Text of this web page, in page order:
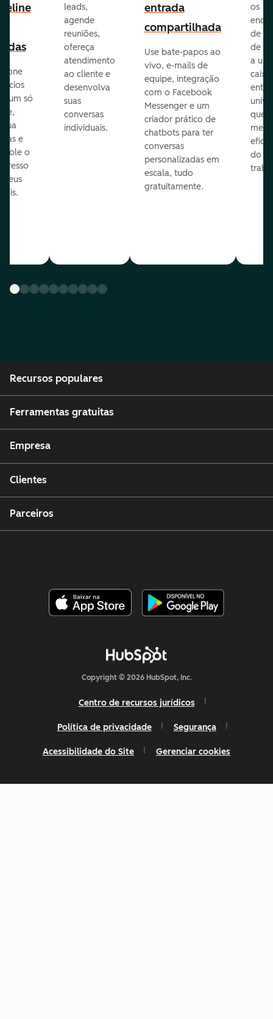
um só
e
o
seus
leads,
agende
reuniões,
ofereça
atendimento
ao cliente e
desenvolva
suas
conversas
individuais.
entrada
compartilhada
Use bate-papos ao
vivo, e-mails de
equipe, integração
com o Facebook
Messenger e um
criador prático de
chatbots para ter
conversas
personalizadas em
escala, tudo
gratuitamente.
os
de
de
a
caixa
que
do
Recursos populares
Ferramentas gratuitas
Empresa
Clientes
Parceiros
Copyright © 2026 HubSpot, Inc.
Centro de recursos jurídicos
Política de privacidade Segurança
Acessibilidade do Site Gerenciar cookies